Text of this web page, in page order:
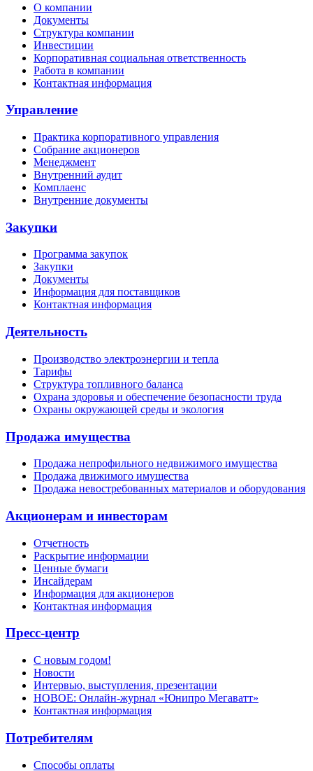
О компании
Документы
Структура компании
Инвестиции
Корпоративная социальная ответственность
Работа в компании
Контактная информация
Управление
Практика корпоративного управления
Собрание акционеров
Менеджмент
Внутренний аудит
Комплаенс
Внутренние документы
Закупки
Программа закупок
Закупки
Документы
Информация для поставщиков
Контактная информация
Деятельность
Производство электроэнергии и тепла
Тарифы
Структура топливного баланса
Охрана здоровья и обеспечение безопасности труда
Охраны окружающей среды и экология
Продажа имущества
Продажа непрофильного недвижимого имущества
Продажа движимого имущества
Продажа невостребованных материалов и оборудования
Акционерам и инвесторам
Отчетность
Раскрытие информации
Ценные бумаги
Инсайдерам
Информация для акционеров
Контактная информация
Пресс-центр
С новым годом!
Новости
Интервью, выступления, презентации
НОВОЕ: Онлайн-журнал «Юнипро Мегаватт»
Контактная информация
Потребителям
Способы оплаты